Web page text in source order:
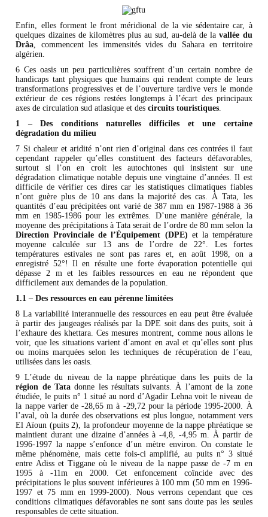
Enfin, elles forment le front méridional de la vie sédentaire car, à
quelques dizaines de kilomètres plus au sud, au-delà de lavallée du
Drâa, commencent les immensités vides du Sahara en territoire
algérien.
6 Ces oasis un peu particulières souffrent d’un certain nombre de
handicaps tant physiques que humains qui rendent compte de leurs
transformations progressives et de l’ouverture tardive vers le monde
extérieur de ces régions restées longtemps à l’écart des principaux
axes de circulation sud atlasique et descircuits touristiques.
1 – Des conditions naturelles difficiles et une certaine
dégradation du milieu
7 Si chaleur et aridité n’ont rien d’original dans ces contrées il faut
cependant rappeler qu’elles constituent des facteurs défavorables,
surtout si l’on en croit les autochtones qui insistent sur une
dégradation climatique notable depuis une vingtaine d’années. Il est
difficile de vérifier ces dires car les statistiques climatiques fiables
n’ont guère plus de 10 ans dans la majorité des cas. À Tata, les
quantités d’eau précipitées ont varié de 387 mm en 1987-1988 à 36
mm en 1985-1986 pour les extrêmes. D’une manière générale, la
moyenne des précipitations à Tata serait de l’ordre de 80 mm selon la
Direction Provinciale de l’Équipement (DPE) et la température
moyenne calculée sur 13 ans de l’ordre de 22°. Les fortes
températures estivales ne sont pas rares et, en août 1998, on a
enregistré 52°! Il en résulte une forte évaporation potentielle qui
dépasse 2 m et les faibles ressources en eau ne répondent que
difficilement aux demandes de la population.
1.1 – Des ressources en eau pérenne limitées
8 La variabilité interannuelle des ressources en eau peut être évaluée
à partir des jaugeages réalisés par la DPE soit dans des puits, soit à
l’exhaure des khettara. Ces mesures montrent, comme nous allons le
voir, que les situations varient d’amont en aval et qu’elles sont plus
ou moins marquées selon les techniques de récupération de l’eau,
utilisées dans les oasis.
9 L’étude du niveau de la nappe phréatique dans les puits de la
région de Tata donne les résultats suivants. À l’amont de la zone
étudiée, le puits n° 1 situé au nord d’Agadir Lehna voit le niveau de
la nappe varier de -28,65 m à -29,72 pour la période 1995-2000. À
l’aval, où la durée des observations est plus longue, notamment vers
El Aïoun (puits 2), la profondeur moyenne de la nappe phréatique se
maintient durant une dizaine d’années à -4,8, -4,95 m. À partir de
1996-1997 la nappe s’enfonce d’un mètre environ. On constate le
même phénomène, mais cette fois-ci amplifié, au puits n° 3 situé
entre Adiss et Tiggane où le niveau de la nappe passe de -7 m en
1995 à -11m en 2000. Cet enfoncement coïncide avec des
précipitations le plus souvent inférieures à 100 mm (50 mm en 1996-
1997 et 75 mm en 1999-2000). Nous verrons cependant que ces
conditions climatiques défavorables ne sont sans doute pas les seules
responsables de cette situation.